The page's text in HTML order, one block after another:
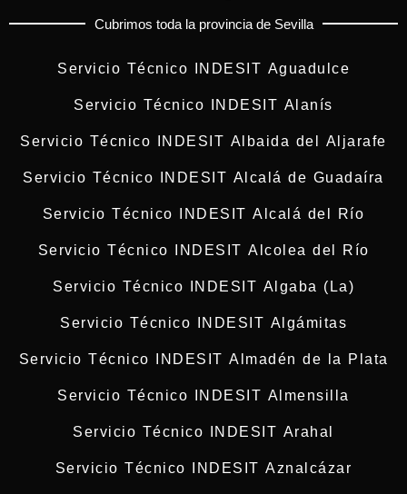
Cubrimos toda la provincia de Sevilla
Servicio Técnico INDESIT Aguadulce
Servicio Técnico INDESIT Alanís
Servicio Técnico INDESIT Albaida del Aljarafe
Servicio Técnico INDESIT Alcalá de Guadaíra
Servicio Técnico INDESIT Alcalá del Río
Servicio Técnico INDESIT Alcolea del Río
Servicio Técnico INDESIT Algaba (La)
Servicio Técnico INDESIT Algámitas
Servicio Técnico INDESIT Almadén de la Plata
Servicio Técnico INDESIT Almensilla
Servicio Técnico INDESIT Arahal
Servicio Técnico INDESIT Aznalcázar